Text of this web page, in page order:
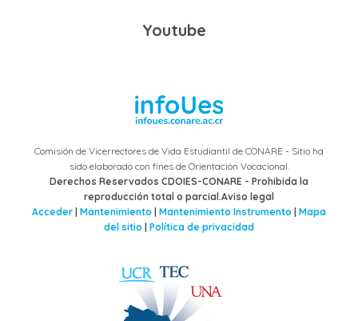
Youtube
Comisión de Vicerrectores de Vida Estudiantil de CONARE - Sitio ha
sido elaborado con fines de Orientación Vocacional.
Derechos Reservados CDOIES-CONARE - Prohibida la
reproducción total o parcial.Aviso legal
Acceder | Mantenimiento | Mantenimiento Instrumento | Mapa
del sitio | Política de privacidad